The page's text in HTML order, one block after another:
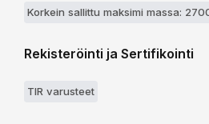
Korkein sallittu maksimi massa:
Rekisteröinti ja Sertifikointi
TIR varusteet